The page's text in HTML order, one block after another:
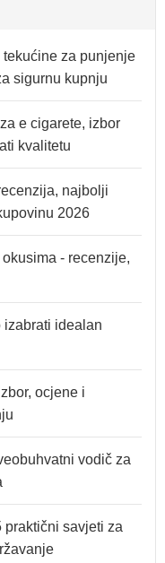
za punjenje
sigurnu kupnju
e cigarete, izbor
kvalitetu
najbolji
2026
- recenzije,
izabrati idealan
ocjene i
vodič za
praktični savjeti za